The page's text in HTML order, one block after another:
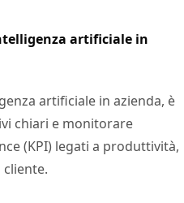
artificiale in
artificiale in azienda, è
chiari e monitorare
(KPI) legati a produttività,